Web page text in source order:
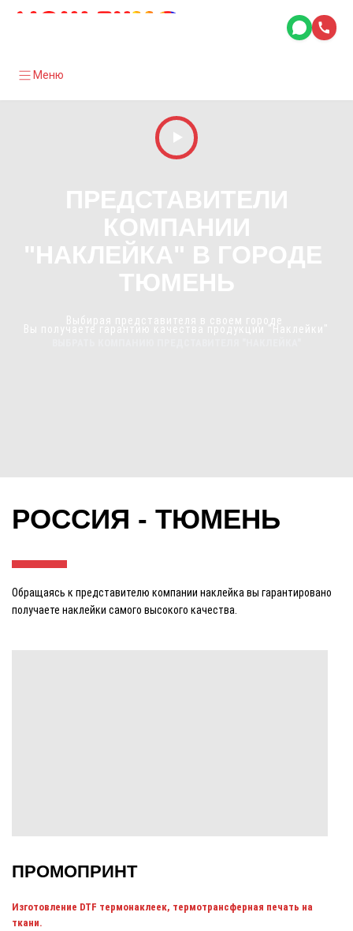
Меню
ПРЕДСТАВИТЕЛИ
КОМПАНИИ
"НАКЛЕЙКА" В ГОРОДЕ
ТЮМЕНЬ
Выбирая представителя в своем городе
Вы получаете гарантию качества продукции "Наклейки"
РОССИЯ - ТЮМЕНЬ
Обращаясь к представителю компании наклейка вы гарантировано
получаете наклейки самого высокого качества.
ПРОМОПРИНТ
Изготовление DTF термонаклеек, термотрансферная печать на
ткани.